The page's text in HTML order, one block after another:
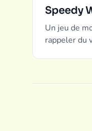
Speedy
Un jeu de
rappeler du